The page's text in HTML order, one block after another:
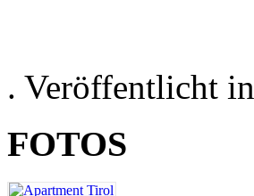
. Veröffentlicht in
FOTOS